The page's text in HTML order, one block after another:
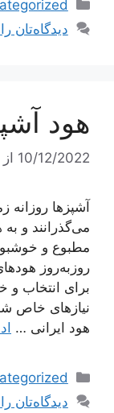
دیدگاه‌تان
هود
10/12/2022 از
آشپزها روزانه
می‌گذرانند و
مطبوع و خوشبو
روزبه‌روز
برای انتخاب و
نیازهای خاص
هود ایرانی …
دسته‌ها
دیدگاه‌تان